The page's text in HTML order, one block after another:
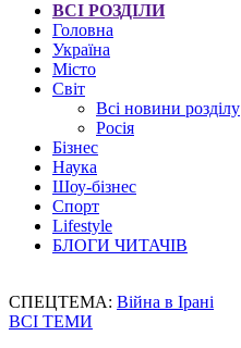
ВСІ РОЗДІЛИ
Головна
Україна
Місто
Світ
Всі новини розділу
Росія
Бізнес
Наука
Шоу-бізнес
Спорт
Lifestyle
БЛОГИ ЧИТАЧІВ
СПЕЦТЕМА: Війна в Ірані
ВСІ ТЕМИ